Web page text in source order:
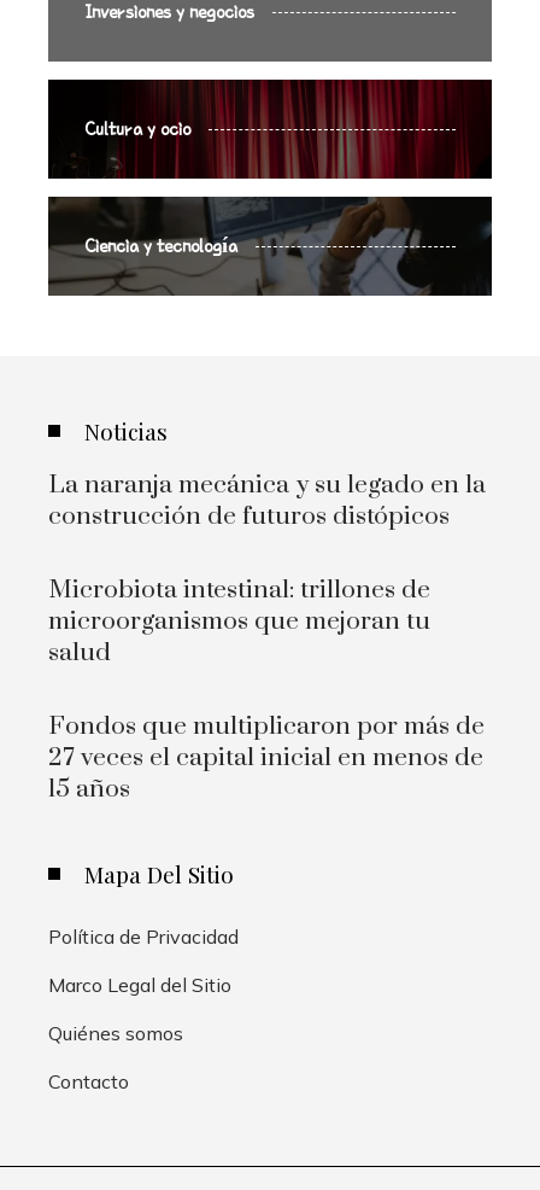
Inversiones y negocios
Cultura y ocio
Ciencia y tecnología
Noticias
La naranja mecánica y su legado en la
construcción de futuros distópicos
Microbiota intestinal: trillones de
microorganismos que mejoran tu
salud
Fondos que multiplicaron por más de
27 veces el capital inicial en menos de
15 años
Mapa Del Sitio
Política de Privacidad
Marco Legal del Sitio
Quiénes somos
Contacto